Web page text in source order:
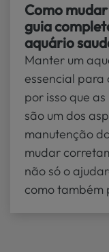
Como mudar a água do seu aquário: Um
guia
aquário
Manter um
essencial para
por isso que
são um dos
manutenção
mudar
não só o
como